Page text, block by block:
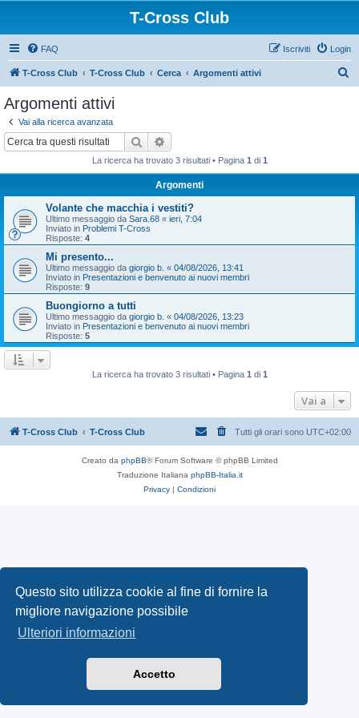
Questo sito utilizza cookie al fine di fornire la
migliore navigazione possibile
Ulteriori informazioni
Accetto
T-Cross Club
FAQ Login
Iscriviti
T-Cross Club T-Cross Club Cerca Argomenti attivi
Argomenti attivi
Vai alla ricerca avanzata
Cerca
La ricerca ha trovato 3 risultati • Pagina 1 di 1
Argomenti
Volante che macchia i vestiti?
Ultimo messaggio da Sara.68 « ieri, 7:04
Inviato in Problemi T-Cross
Risposte: 4
Mi presento...
Ultimo messaggio da giorgio b. « 04/08/2026, 13:41
Inviato in Presentazioni e benvenuto ai nuovi membri
Risposte: 9
Buongiorno a tutti
Ultimo messaggio da giorgio b. « 04/08/2026, 13:23
Inviato in Presentazioni e benvenuto ai nuovi membri
Risposte: 5
La ricerca ha trovato 3 risultati • Pagina 1 di 1
Vai a
T-Cross Club T-Cross Club Tutti gli orari sono UTC+02:00
Creato da phpBB® Forum Software © phpBB Limited
Traduzione Italiana phpBB-Italia.it
Privacy | Condizioni